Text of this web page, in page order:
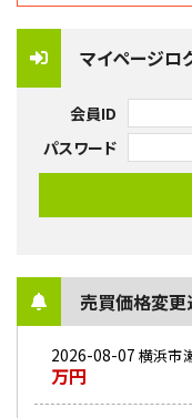
マイページロ
会員ID
パスワード
売買価格変更
2026-08-07 横浜市
万円